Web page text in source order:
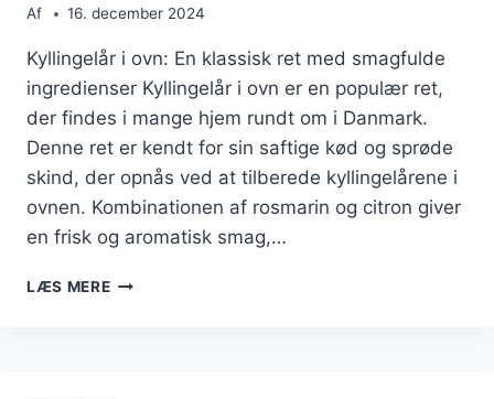
Af 16. december 2024
Kyllingelår i ovn: En klassisk ret med smagfulde
ingredienser Kyllingelår i ovn er en populær ret,
der findes i mange hjem rundt om i Danmark.
Denne ret er kendt for sin saftige kød og sprøde
skind, der opnås ved at tilberede kyllingelårene i
ovnen. Kombinationen af rosmarin og citron giver
en frisk og aromatisk smag,…
LÆS MEREKYLLINGELÅR